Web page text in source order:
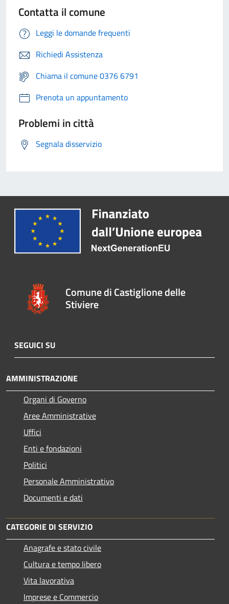
Contatta il comune
Leggi le domande frequenti
Richiedi Assistenza
Chiama il comune 0376 6791
Prenota un appuntamento
Problemi in città
Segnala disservizio
Comune di Castiglione delle
Stiviere
SEGUICI SU
AMMINISTRAZIONE
Organi di Governo
Aree Amministrative
Uffici
Enti e fondazioni
Politici
Personale Amministrativo
Documenti e dati
CATEGORIE DI SERVIZIO
Anagrafe e stato civile
Cultura e tempo libero
Vita lavorativa
Imprese e Commercio